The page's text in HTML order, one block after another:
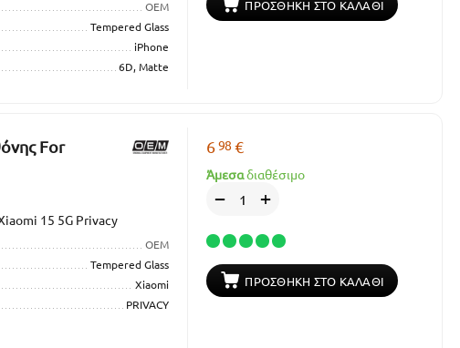
OEM
Tempered Glass
iPhone
6D, Matte
ΠΡΟΣΘΉΚΗ ΣΤΟ ΚΑΛΆΘΙ
For
15 5G Privacy
OEM
Tempered Glass
Xiaomi
PRIVACY
698 €
Άμεσαδιαθέσιμο
+
−
ΠΡΟΣΘΉΚΗ ΣΤΟ ΚΑΛΆΘΙ